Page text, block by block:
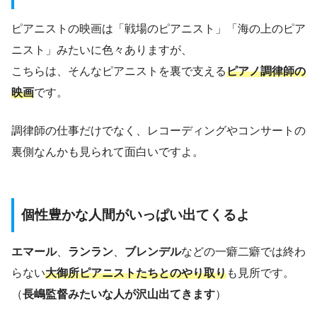
ピアニストの映画は「戦場のピアニスト」「海の上のピア
ニスト」みたいに色々ありますが、
こちらは、そんなピアニストを裏で支えるピアノ調律師の
映画です。
調律師の仕事だけでなく、レコーディングやコンサートの
裏側なんかも見られて面白いですよ。
個性豊かな人間がいっぱい出てくるよ
エマール、 ランラン、 ブレンデルなどの一癖二癖では終わ
らない大御所ピアニストたちとのやり取りも見所です。
（長嶋監督みたいな人が沢山出てきます）